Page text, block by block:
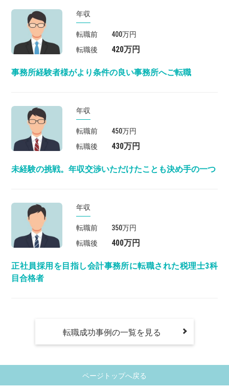
年収
転職前
400万円
転職後
420万円
事務所経験者様がより条件の良い事務所へご転職
年収
転職前
450万円
転職後
430万円
未経験の挑戦。年収交渉いただけたことも決め手の一つ
年収
転職前
350万円
転職後
400万円
正社員採用を目指し会計事務所に転職された税理士3科
目合格者
転職成功事例の一覧を見る
ページトップへ戻る